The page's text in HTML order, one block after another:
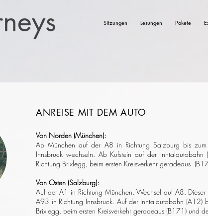
Sitzungen Lesungen Pakete
ANREISE MIT DEM AUTO
Von Norden (München):
Ab München auf der A8 in Richtung Salzburg bis
Innsbruck wechseln. Ab Kufstein auf der
Richtung Brixlegg, beim ersten Kreisverkehr geradeaus
Von Osten (Salzburg):
Auf der A1 in Richtung München. Wechsel auf A8.
A93 in Richtung Innsbruck. Auf der Inntalautobahn (A12)
Brixlegg, beim ersten Kreisverkehr geradeaus (B171) und